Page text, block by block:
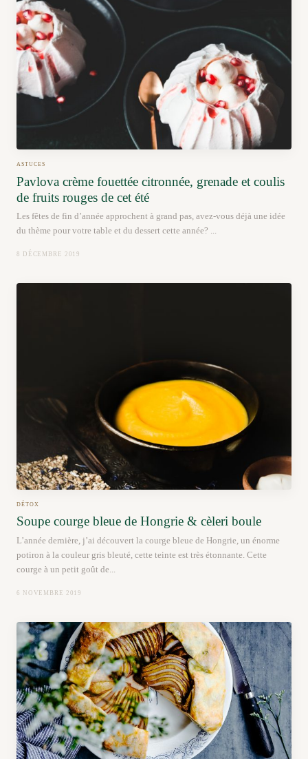
ASTUCES
Pavlova crème fouettée citronnée, grenade et coulis
de fruits rouges de cet été
Les fêtes de fin d’année approchent à grand pas, avez-vous déjà une idée
du thème pour votre table et du dessert cette année? ...
8 DÉCEMBRE 2019
DÉTOX
Soupe courge bleue de Hongrie & cèleri boule
L’année dernière, j’ai découvert la courge bleue de Hongrie, un énorme
potiron à la couleur gris bleuté, cette teinte est très étonnante. Cette
courge à un petit goût de...
6 NOVEMBRE 2019